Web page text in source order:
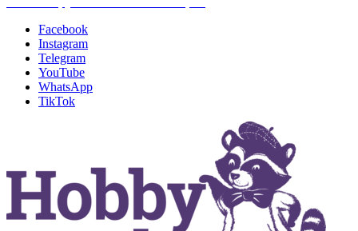
Facebook
Instagram
Telegram
YouTube
WhatsApp
TikTok